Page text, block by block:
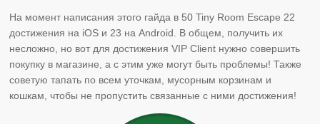
На момент написания этого гайда в 50 Tiny Room Escape 22
достижения на iOS и 23 на Android. В общем, получить их
несложно, но вот для достижения VIP Client нужно совершить
покупку в магазине, а с этим уже могут быть проблемы! Также
советую тапать по всем уточкам, мусорным корзинам и
кошкам, чтобы не пропустить связанные с ними достижения!